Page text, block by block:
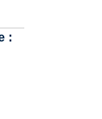
: